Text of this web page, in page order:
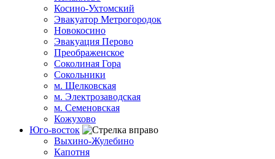
Косино-Ухтомский
Эвакуатор Метрогородок
Новокосино
Эвакуация Перово
Преображенское
Соколиная Гора
Сокольники
м. Щелковская
м. Электрозаводская
м. Семеновская
Кожухово
Юго-восток
Выхино-Жулебино
Капотня